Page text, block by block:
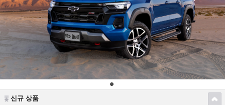
신규 상품